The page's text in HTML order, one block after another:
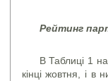
Рейтинг
В Таблиці 1
кінці жовтня, і в